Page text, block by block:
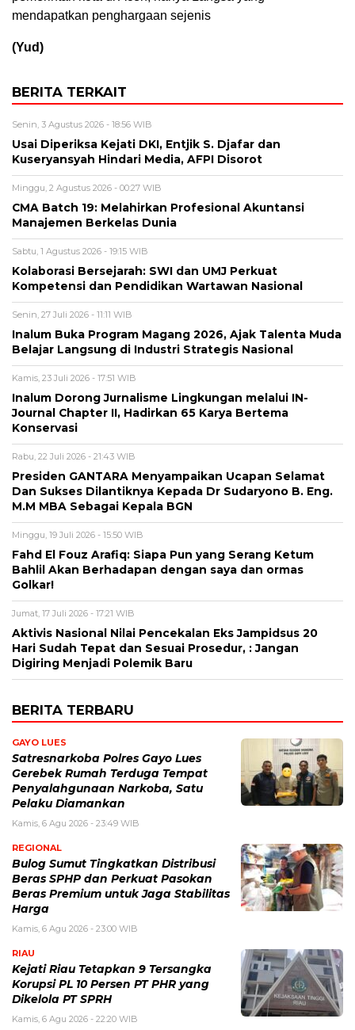
mendapatkan penghargaan sejenis
(Yud)
BERITA TERKAIT
Senin, 3 Agustus 2026 - 18:56 WIB
Usai Diperiksa Kejati DKI, Entjik S. Djafar dan
Kuseryansyah Hindari Media, AFPI Disorot
Minggu, 2 Agustus 2026 - 00:27 WIB
CMA Batch 19: Melahirkan Profesional Akuntansi
Manajemen Berkelas Dunia
Sabtu, 1 Agustus 2026 - 19:15 WIB
Kolaborasi Bersejarah: SWI dan UMJ Perkuat
Kompetensi dan Pendidikan Wartawan Nasional
Senin, 27 Juli 2026 - 11:11 WIB
Inalum Buka Program Magang 2026, Ajak Talenta Muda
Belajar Langsung di Industri Strategis Nasional
Kamis, 23 Juli 2026 - 17:51 WIB
Inalum Dorong Jurnalisme Lingkungan melalui IN-
Journal Chapter II, Hadirkan 65 Karya Bertema
Konservasi
Rabu, 22 Juli 2026 - 21:43 WIB
Presiden GANTARA Menyampaikan Ucapan Selamat
Dan Sukses Dilantiknya Kepada Dr Sudaryono B. Eng.
M.M MBA Sebagai Kepala BGN
Minggu, 19 Juli 2026 - 15:50 WIB
Fahd El Fouz Arafiq: Siapa Pun yang Serang Ketum
Bahlil Akan Berhadapan dengan saya dan ormas
Golkar!
Jumat, 17 Juli 2026 - 17:21 WIB
Aktivis Nasional Nilai Pencekalan Eks Jampidsus 20
Hari Sudah Tepat dan Sesuai Prosedur, : Jangan
Digiring Menjadi Polemik Baru
BERITA TERBARU
GAYO LUES
Satresnarkoba Polres Gayo Lues
Gerebek Rumah Terduga Tempat
Penyalahgunaan Narkoba, Satu
Pelaku Diamankan
Kamis, 6 Agu 2026 - 23:49 WIB
REGIONAL
Bulog Sumut Tingkatkan Distribusi
Beras SPHP dan Perkuat Pasokan
Beras Premium untuk Jaga Stabilitas
Harga
Kamis, 6 Agu 2026 - 23:00 WIB
RIAU
Kejati Riau Tetapkan 9 Tersangka
Korupsi PL 10 Persen PT PHR yang
Dikelola PT SPRH
Kamis, 6 Agu 2026 - 22:20 WIB